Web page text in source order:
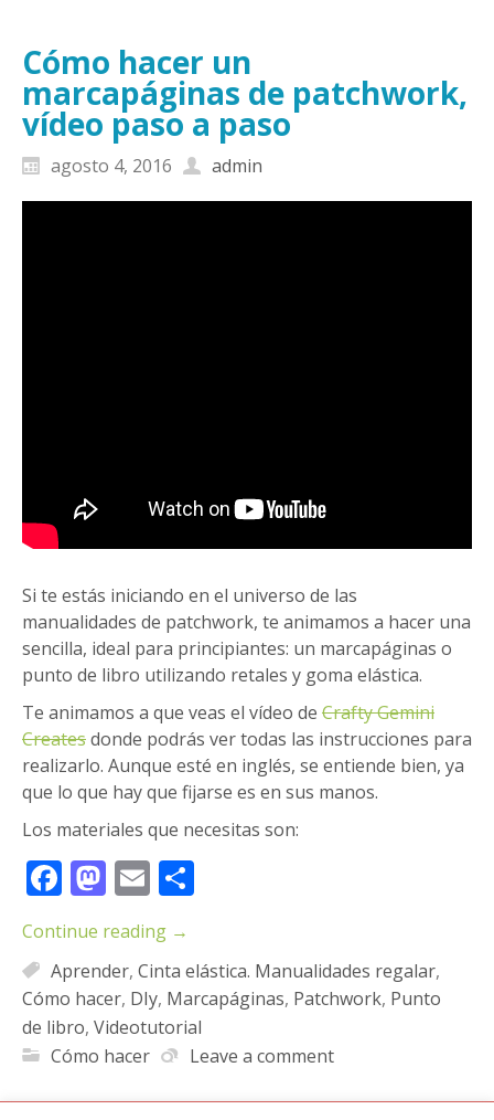
Cómo hacer un
marcapáginas de patchwork,
vídeo paso a paso
agosto 4, 2016 admin
Si te estás iniciando en el universo de las
manualidades de patchwork, te animamos a hacer una
sencilla, ideal para principiantes: un marcapáginas o
punto de libro utilizando retales y goma elástica.
Te animamos a que veas el vídeo de Crafty Gemini
Createsdonde podrás ver todas las instrucciones para
realizarlo. Aunque esté en inglés, se entiende bien, ya
que lo que hay que fijarse es en sus manos.
Los materiales que necesitas son:
Facebook
Mastodon
Email
Continue reading →
Aprender, Cinta elástica. Manualidades regalar,
Cómo hacer, DIy, Marcapáginas, Patchwork, Punto
de libro, Videotutorial
Cómo hacer
Leave a comment